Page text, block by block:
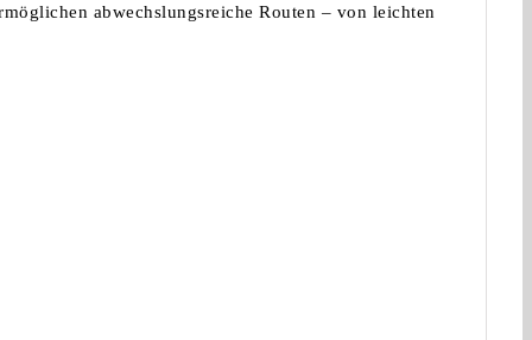
abwechslungsreiche Routen – von leichten